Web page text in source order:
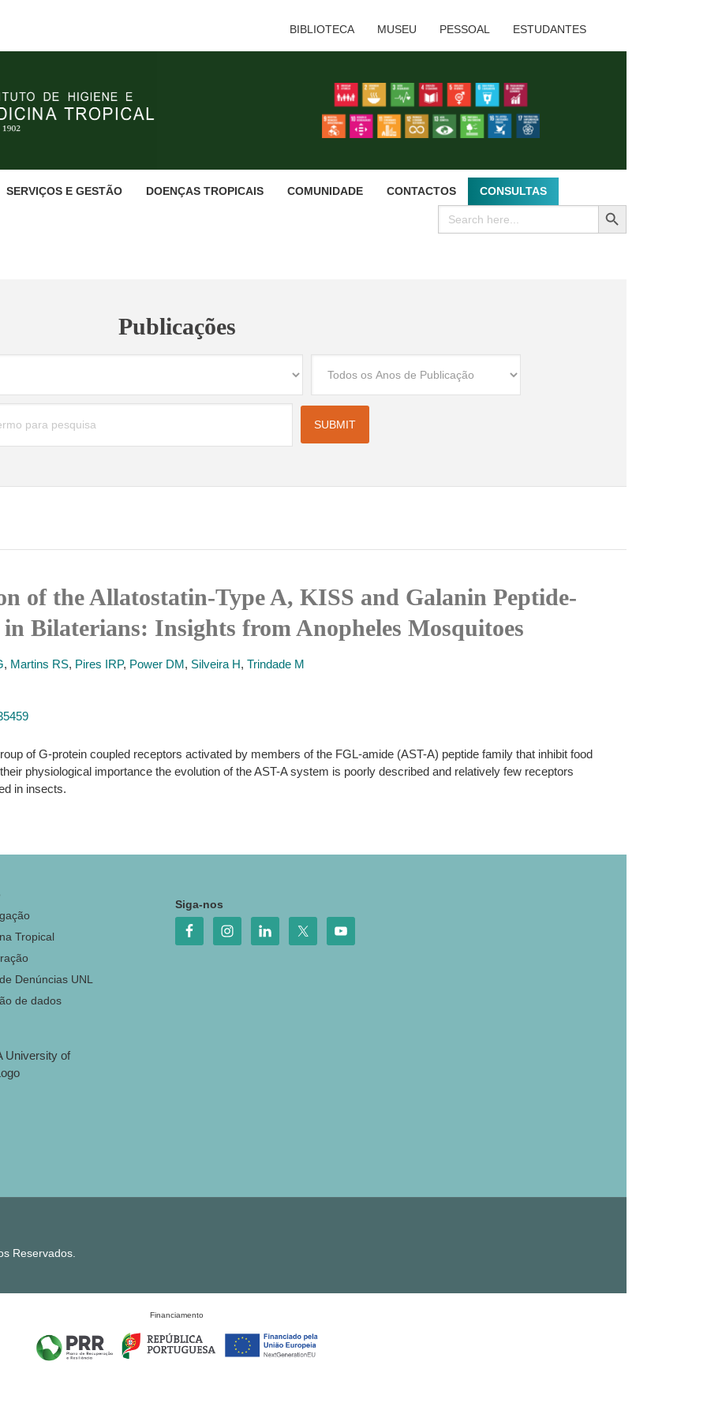
BIBLIOTECA MUSEU PESSOAL ESTUDANTES
SERVIÇOS E GESTÃO DOENÇAS TROPICAIS COMUNIDADE CONTACTOS
CONSULTAS
Search
for:
SEARCH BUTTON
Publicações
of the Allatostatin-Type A, KISS and Galanin Peptide-
in Bilaterians: Insights from Anopheles Mosquitoes
, Martins RS, Pires IRP, Power DM, Silveira H, Trindade M
of G-protein coupled receptors activated by members of the FGL-amide (AST-A) peptide family that inhibit food
physiological importance the evolution of the AST-A system is poorly described and relatively few receptors
in insects.
Tropical
Denúncias UNL
de dados
Siga-nos
Reservados.
Financiamento